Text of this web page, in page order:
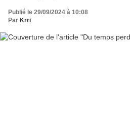
Publié le 29/09/2024 à 10:08
Par Krri